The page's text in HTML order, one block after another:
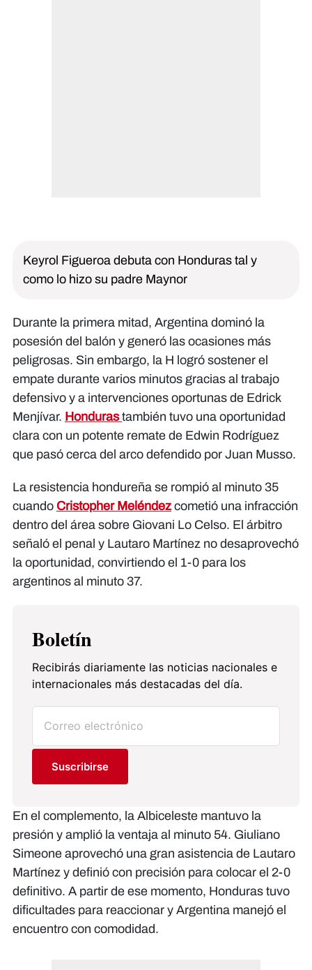
Keyrol Figueroa debuta con Honduras tal y
como lo hizo su padre Maynor
Durante la primera mitad, Argentina dominó la
posesión del balón y generó las ocasiones más
peligrosas. Sin embargo, la H logró sostener el
empate durante varios minutos gracias al trabajo
defensivo y a intervenciones oportunas de Edrick
Menjívar. Hondurastambién tuvo una oportunidad
clara con un potente remate de Edwin Rodríguez
que pasó cerca del arco defendido por Juan Musso.
La resistencia hondureña se rompió al minuto 35
cuando Cristopher Meléndezcometió una infracción
dentro del área sobre Giovani Lo Celso. El árbitro
señaló el penal y Lautaro Martínez no desaprovechó
la oportunidad, convirtiendo el 1-0 para los
argentinos al minuto 37.
Boletín
Recibirás diariamente las noticias nacionales e
internacionales más destacadas del día.
Suscribirse
En el complemento, la Albiceleste mantuvo la
presión y amplió la ventaja al minuto 54. Giuliano
Simeone aprovechó una gran asistencia de Lautaro
Martínez y definió con precisión para colocar el 2-0
definitivo. A partir de ese momento, Honduras tuvo
dificultades para reaccionar y Argentina manejó el
encuentro con comodidad.